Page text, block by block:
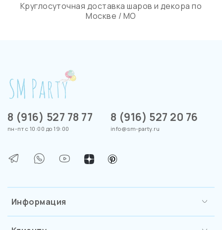
Круглосуточная доставка шаров и декора по
Москве / МО
Информация
8 (916) 527 78 77
пн-пт с 10:00 до 19:00
8 (916) 527 20 76
info@sm-party.ru